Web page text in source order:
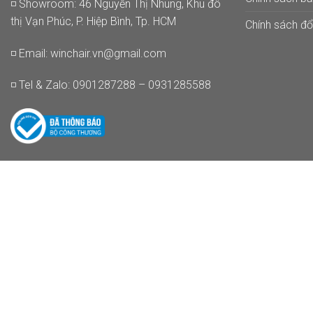
◽ Showroom: 46 Nguyễn Thị Nhung, Khu đô
thị Vạn Phúc, P. Hiệp Bình, Tp. HCM
◽ Email: winchair.vn@gmail.com
◽ Tel & Zalo: 0901287288 – 0931285588
Chính sách